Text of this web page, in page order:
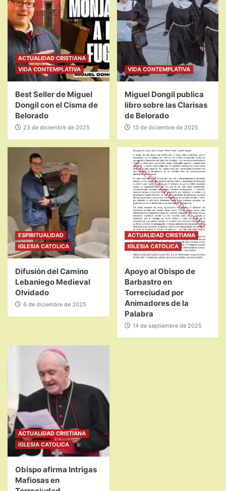
ACTUALIDAD CRISTIANA
VIDA CONTEMPLATIVA
Best Seller de Miguel
Dongil con el Cisma de
Belorado
23 de diciembre de 2025
VIDA CONTEMPLATIVA
Miguel Dongil publica
libro sobre las Clarisas
de Belorado
13 de diciembre de 2025
ESPIRITUALIDAD
IGLESIA CATOLICA
Difusión del Camino
Lebaniego Medieval
Olvidado
6 de diciembre de 2025
ACTUALIDAD CRISTIANA
IGLESIA CATOLICA
Apoyo al Obispo de
Barbastro en
Torreciudad por
Animadores de la
Palabra
14 de septiembre de 2025
ACTUALIDAD CRISTIANA
IGLESIA CATOLICA
Obispo afirma Intrigas
Mafiosas en